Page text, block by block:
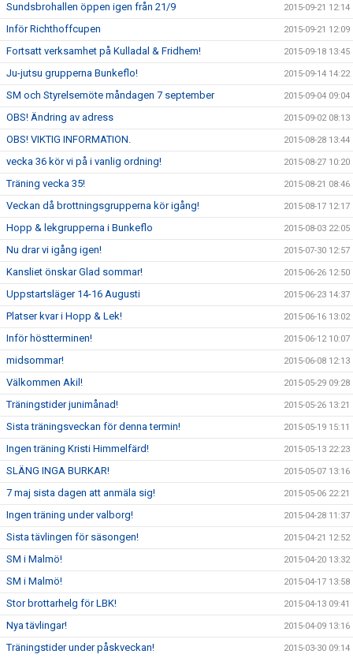
Sundsbrohallen öppen igen från 21/9 2015-09-21 12:14
Inför Richthoffcupen 2015-09-21 12:09
Fortsatt verksamhet på Kulladal & Fridhem! 2015-09-18 13:45
Ju-jutsu grupperna Bunkeflo! 2015-09-14 14:22
SM och Styrelsemöte måndagen 7 september 2015-09-04 09:04
OBS! Ändring av adress 2015-09-02 08:13
OBS! VIKTIG INFORMATION. 2015-08-28 13:44
vecka 36 kör vi på i vanlig ordning! 2015-08-27 10:20
Träning vecka 35! 2015-08-21 08:46
Veckan då brottningsgrupperna kör igång! 2015-08-17 12:17
Hopp & lekgrupperna i Bunkeflo 2015-08-03 22:05
Nu drar vi igång igen! 2015-07-30 12:57
Kansliet önskar Glad sommar! 2015-06-26 12:50
Uppstartsläger 14-16 Augusti 2015-06-23 14:37
Platser kvar i Hopp & Lek! 2015-06-16 13:02
Inför höstterminen! 2015-06-12 10:07
midsommar! 2015-06-08 12:13
Välkommen Akil! 2015-05-29 09:28
Träningstider junimånad! 2015-05-26 13:21
Sista träningsveckan för denna termin! 2015-05-19 15:11
Ingen träning Kristi Himmelfärd! 2015-05-13 22:23
SLÄNG INGA BURKAR! 2015-05-07 13:16
7 maj sista dagen att anmäla sig! 2015-05-06 22:21
Ingen träning under valborg! 2015-04-28 11:37
Sista tävlingen för säsongen! 2015-04-21 12:52
SM i Malmö! 2015-04-20 13:32
SM i Malmö! 2015-04-17 13:58
Stor brottarhelg för LBK! 2015-04-13 09:41
Nya tävlingar! 2015-04-09 13:16
Träningstider under påskveckan! 2015-03-30 09:14